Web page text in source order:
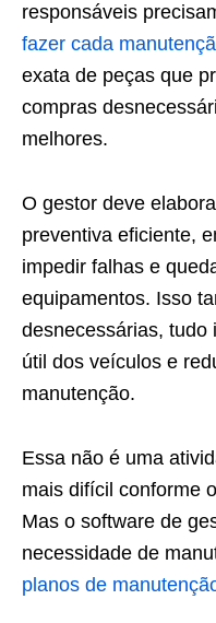
responsáveis
fazer cada
exata de peças que
compras
melhores.
O gestor deve
preventiva eficiente,
impedir falhas e
equipamentos. Isso
desnecessárias, tudo
útil dos veículos e
manutenção.
Essa não é uma
mais difícil conforme
Mas o software de
necessidade de
planos de